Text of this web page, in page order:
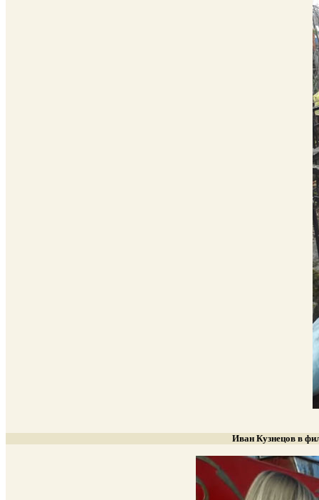
Иван Кузнецов в